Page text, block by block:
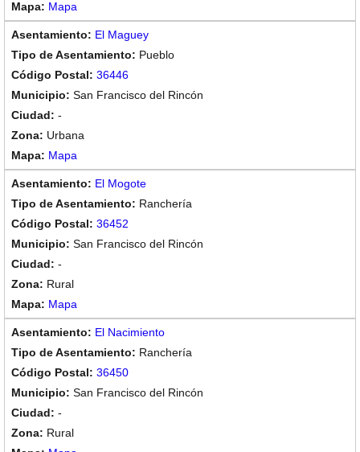
Mapa
El Maguey
Pueblo
36446
San Francisco del Rincón
-
Urbana
Mapa
El Mogote
Ranchería
36452
San Francisco del Rincón
-
Rural
Mapa
El Nacimiento
Ranchería
36450
San Francisco del Rincón
-
Rural